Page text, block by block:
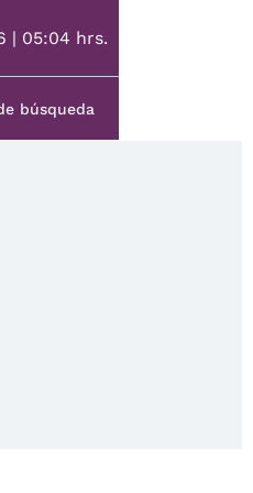
| 05:04 hrs.